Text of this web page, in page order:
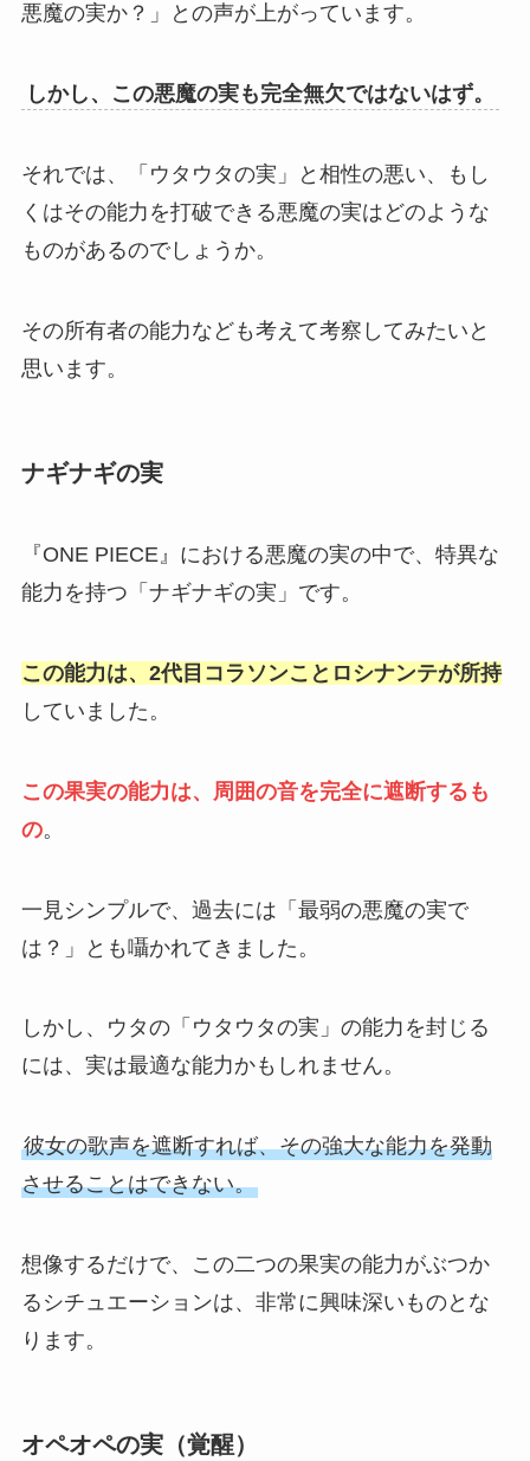
悪魔の実か？」との声が上がっています。
しかし、この悪魔の実も完全無欠ではないはず。
それでは、「ウタウタの実」と相性の悪い、もし
くはその能力を打破できる悪魔の実はどのような
ものがあるのでしょうか。
その所有者の能力なども考えて考察してみたいと
思います。
ナギナギの実
『ONE PIECE』における悪魔の実の中で、特異な
能力を持つ「ナギナギの実」です。
この能力は、2代目コラソンことロシナンテが所持
していました。
この果実の能力は、周囲の音を完全に遮断するも
の。
一見シンプルで、過去には「最弱の悪魔の実で
は？」とも囁かれてきました。
しかし、ウタの「ウタウタの実」の能力を封じる
には、実は最適な能力かもしれません。
彼女の歌声を遮断すれば、その強大な能力を発動
させることはできない。
想像するだけで、この二つの果実の能力がぶつか
るシチュエーションは、非常に興味深いものとな
ります。
オペオペの実（覚醒）